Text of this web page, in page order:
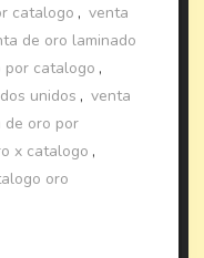
catalogo , venta
de oro laminado
por catalogo ,
unidos , venta
de oro por
x catalogo ,
oro